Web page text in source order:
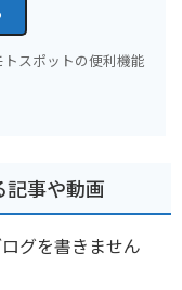
スポットの便利機能
記事や動画
グを書きません